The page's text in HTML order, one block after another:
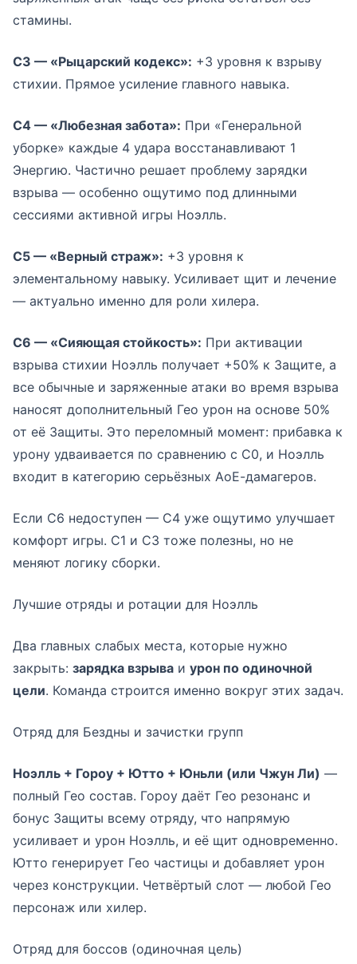
стамины.
С3 — «Рыцарский кодекс»: +3 уровня к взрыву
стихии. Прямое усиление главного навыка.
С4 — «Любезная забота»: При «Генеральной
уборке» каждые 4 удара восстанавливают 1
Энергию. Частично решает проблему зарядки
взрыва — особенно ощутимо под длинными
сессиями активной игры Ноэлль.
С5 — «Верный страж»: +3 уровня к
элементальному навыку. Усиливает щит и лечение
— актуально именно для роли хилера.
С6 — «Сияющая стойкость»: При активации
взрыва стихии Ноэлль получает +50% к Защите, а
все обычные и заряженные атаки во время взрыва
наносят дополнительный Гео урон на основе 50%
от её Защиты. Это переломный момент: прибавка к
урону удваивается по сравнению с С0, и Ноэлль
входит в категорию серьёзных АоЕ-дамагеров.
Если С6 недоступен — С4 уже ощутимо улучшает
комфорт игры. С1 и С3 тоже полезны, но не
меняют логику сборки.
Лучшие отряды и ротации для Ноэлль
Два главных слабых места, которые нужно
закрыть: зарядка взрыва и урон по одиночной
цели. Команда строится именно вокруг этих задач.
Отряд для Бездны и зачистки групп
Ноэлль + Гороу + Ютто + Юньли (или Чжун Ли) —
полный Гео состав. Гороу даёт Гео резонанс и
бонус Защиты всему отряду, что напрямую
усиливает и урон Ноэлль, и её щит одновременно.
Ютто генерирует Гео частицы и добавляет урон
через конструкции. Четвёртый слот — любой Гео
персонаж или хилер.
Отряд для боссов (одиночная цель)